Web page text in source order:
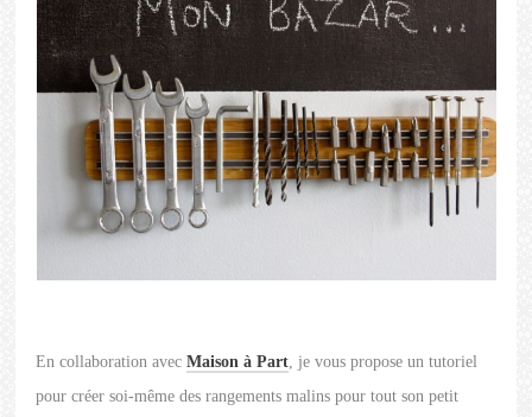
En collaboration avecMaison à Part , je vous propose un tutoriel
pour créer soi-même des rangements malins pour tout son petit